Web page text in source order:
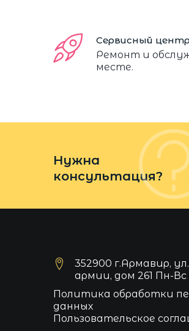
Сервисный центр
Ремонт и
месте.
Нужна
консультация?
352900 г.Армавир,
армии, дом 261 Пн-Вс
Политика обработки
данных
Пользовательское